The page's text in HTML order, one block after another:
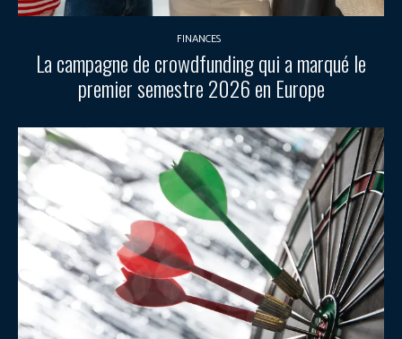
FINANCES
La campagne de crowdfunding qui a marqué le
premier semestre 2026 en Europe